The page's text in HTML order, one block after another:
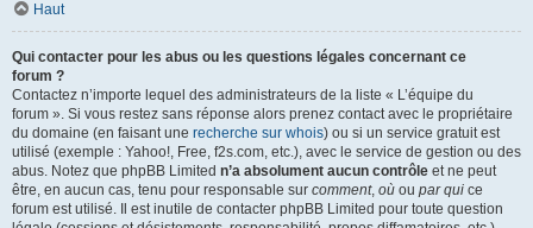
Haut
Qui contacter pour les abus ou les questions légales concernant ce
forum ?
Contactez n’importe lequel des administrateurs de la liste « L’équipe du
forum ». Si vous restez sans réponse alors prenez contact avec le propriétaire
du domaine (en faisant une recherche sur whois) ou si un service gratuit est
utilisé (exemple : Yahoo!, Free, f2s.com, etc.), avec le service de gestion ou des
abus. Notez que phpBB Limited n’a absolument aucun contrôle et ne peut
être, en aucun cas, tenu pour responsable sur comment, où ou par qui ce
forum est utilisé. Il est inutile de contacter phpBB Limited pour toute question